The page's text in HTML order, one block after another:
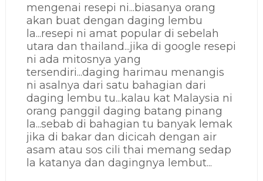
mengenai resepi ni...biasanya orang
akan buat dengan daging lembu
la...resepi ni amat popular di sebelah
utara dan thailand...jika di google resepi
ni ada mitosnya yang
tersendiri...daging harimau menangis
ni asalnya dari satu bahagian dari
daging lembu tu...kalau kat Malaysia ni
orang panggil daging batang pinang
la...sebab di bahagian tu banyak lemak
jika di bakar dan dicicah dengan air
asam atau sos cili thai memang sedap
la katanya dan dagingnya lembut...